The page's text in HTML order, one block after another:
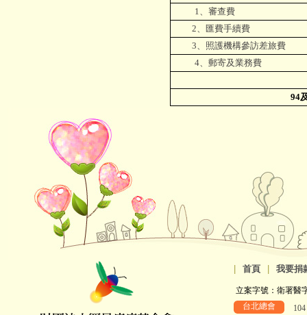
1、審查費
2、匯費手續費
3、照護機構參訪差旅費
4、郵寄及業務費
94
首頁 我要捐
立案字號：衛署醫
台北總會